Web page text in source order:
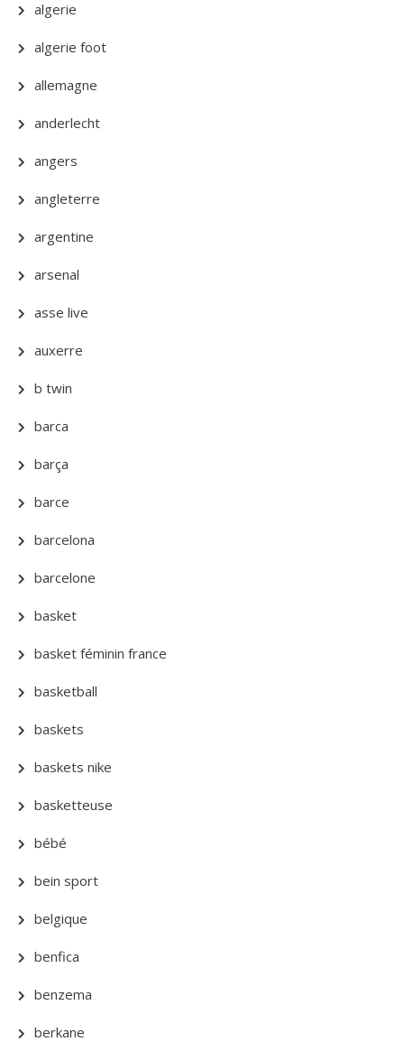
algerie
algerie foot
allemagne
anderlecht
angers
angleterre
argentine
arsenal
asse live
auxerre
b twin
barca
barça
barce
barcelona
barcelone
basket
basket féminin france
basketball
baskets
baskets nike
basketteuse
bébé
bein sport
belgique
benfica
benzema
berkane